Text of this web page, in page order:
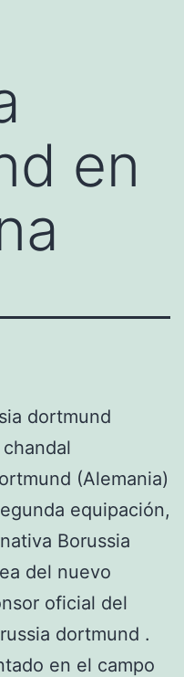
en
(Alemania)
equipación,
Borussia
del nuevo
oficial del
dortmund .
en el campo